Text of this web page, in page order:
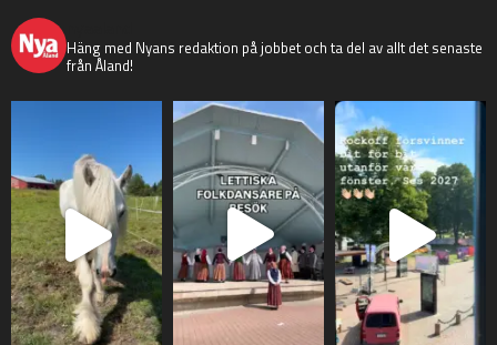
Häng med Nyans redaktion på jobbet och ta del av allt det senaste
från Åland!